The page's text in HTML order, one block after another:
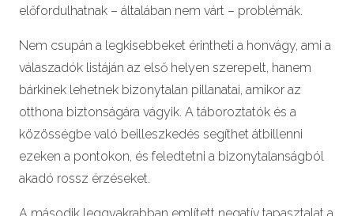
előfordulhatnak – általában nem várt – problémák.
Nem csupán a legkisebbeket érintheti a honvágy, ami a
válaszadók listáján az első helyen szerepelt, hanem
bárkinek lehetnek bizonytalan pillanatai, amikor az
otthona biztonságára vágyik. A táboroztatók és a
közösségbe való beilleszkedés segíthet átbillenni
ezeken a pontokon, és feledtetni a bizonytalanságból
akadó rossz érzéseket.
A második leggyakrabban említett negatív tapasztalat a